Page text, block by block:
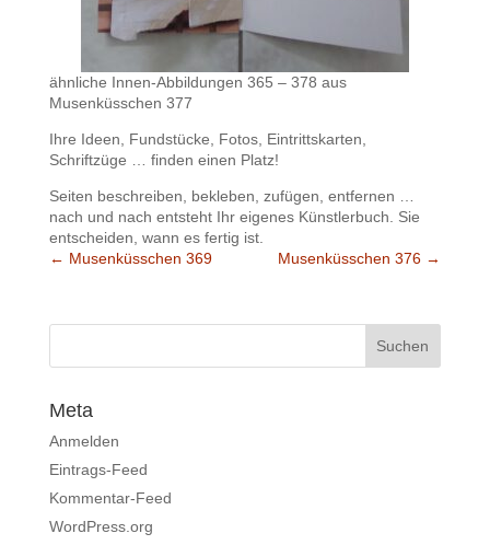
ähnliche Innen-Abbildungen 365 – 378 aus
Musenküsschen 377
Ihre Ideen, Fundstücke, Fotos, Eintrittskarten,
Schriftzüge … finden einen Platz!
Seiten beschreiben, bekleben, zufügen, entfernen …
nach und nach entsteht Ihr eigenes Künstlerbuch. Sie
entscheiden, wann es fertig ist.
← Musenküsschen 369 Musenküsschen 376 →
Meta
Anmelden
Eintrags-Feed
Kommentar-Feed
WordPress.org